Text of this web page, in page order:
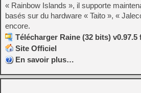
« Rainbow Islands », il supporte
basés sur du hardware « Taito », «
encore.
Télécharger Raine (32 bits) v0.97.5
Site Officiel
En savoir plus…